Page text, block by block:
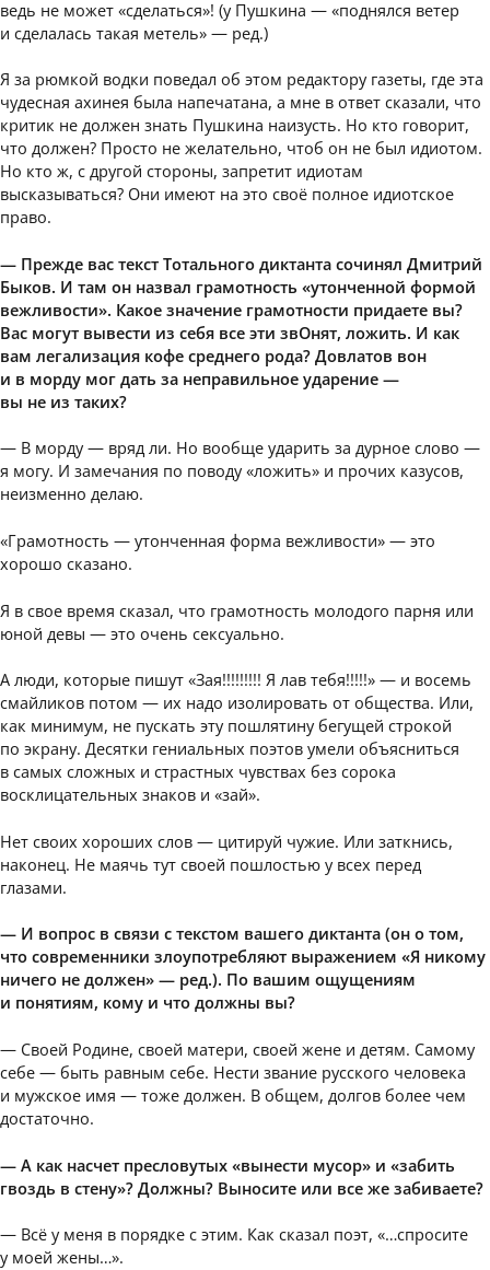
ведь не может «сделаться»! (у Пушкина — «поднялся ветер
и сделалась такая метель» — ред.)
Я за рюмкой водки поведал об этом редактору газеты, где эта
чудесная ахинея была напечатана, а мне в ответ сказали, что
критик не должен знать Пушкина наизусть. Но кто говорит,
что должен? Просто не желательно, чтоб он не был идиотом.
Но кто ж, с другой стороны, запретит идиотам
высказываться? Они имеют на это своё полное идиотское
право.
— Прежде вас текст Тотального диктанта сочинял Дмитрий
Быков. И там он назвал грамотность «утонченной формой
вежливости». Какое значение грамотности придаете вы?
Вас могут вывести из себя все эти звОнят, ложить. И как
вам легализация кофе среднего рода? Довлатов вон
и в морду мог дать за неправильное ударение —
вы не из таких?
— В морду — вряд ли. Но вообще ударить за дурное слово —
я могу. И замечания по поводу «ложить» и прочих казусов,
неизменно делаю.
«Грамотность — утонченная форма вежливости» — это
хорошо сказано.
Я в свое время сказал, что грамотность молодого парня или
юной девы — это очень сексуально.
А люди, которые пишут «Зая!!!!!!!!! Я лав тебя!!!!!» — и восемь
смайликов потом — их надо изолировать от общества. Или,
как минимум, не пускать эту пошлятину бегущей строкой
по экрану. Десятки гениальных поэтов умели объясниться
в самых сложных и страстных чувствах без сорока
восклицательных знаков и «зай».
Нет своих хороших слов — цитируй чужие. Или заткнись,
наконец. Не маячь тут своей пошлостью у всех перед
глазами.
— И вопрос в связи с текстом вашего диктанта (он о том,
что современники злоупотребляют выражением «Я никому
ничего не должен» — ред.). По вашим ощущениям
и понятиям, кому и что должны вы?
— Своей Родине, своей матери, своей жене и детям. Самому
себе — быть равным себе. Нести звание русского человека
и мужское имя — тоже должен. В общем, долгов более чем
достаточно.
— А как насчет пресловутых «вынести мусор» и «забить
гвоздь в стену»? Должны? Выносите или все же забиваете?
— Всё у меня в порядке с этим. Как сказал поэт, «…спросите
у моей жены…».